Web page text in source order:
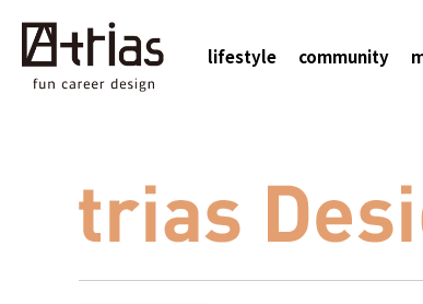
lifestyle community